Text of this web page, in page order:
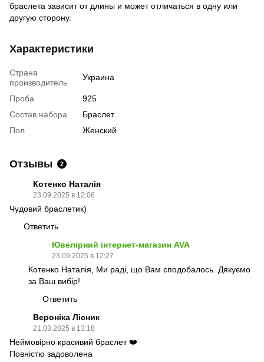
браслета зависит от длины и может отличаться в одну или
другую сторону.
Характеристики
Страна
производитель
Украина
Проба
925
Состав набора
Браслет
Пол
Женский
Отзывы 2
Котенко Наталія
23.09.2025 в 12:06
Чудовий браслетик)
Ответить
Ювелірний інтернет-магазин AVA
23.09.2025 в 12:27
Котенко Наталія, Ми раді, що Вам сподобалось. Дякуємо
за Ваш вибір!
Ответить
Вероніка Лісник
21.03.2025 в 13:18
Неймовірно красивий браслет ❤️
Повністю задоволена